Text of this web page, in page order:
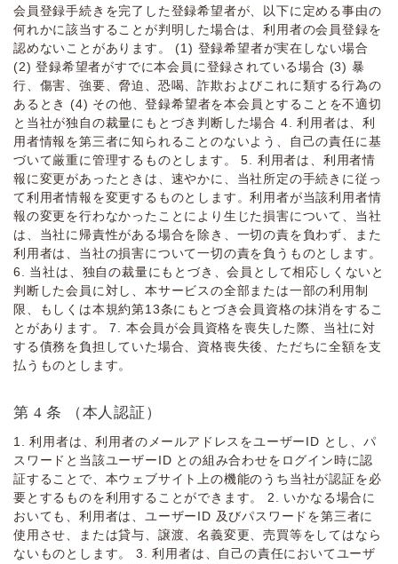
会員登録手続きを完了した登録希望者が、以下に定める事由の
何れかに該当することが判明した場合は、利用者の会員登録を
認めないことがあります。 (1) 登録希望者が実在しない場合
(2) 登録希望者がすでに本会員に登録されている場合 (3) 暴
行、傷害、強要、脅迫、恐喝、詐欺およびこれに類する行為の
あるとき (4) その他、登録希望者を本会員とすることを不適切
と当社が独自の裁量にもとづき判断した場合 4. 利⽤者は、利
⽤者情報を第三者に知られることのないよう、⾃⼰の責任に基
づいて厳重に管理するものとします。 5. 利⽤者は、利⽤者情
報に変更があったときは、速やかに、当社所定の⼿続きに従っ
て利⽤者情報を変更するものとします。利⽤者が当該利⽤者情
報の変更を⾏わなかったことにより⽣じた損害について、当社
は、当社に帰責性がある場合を除き、⼀切の責を負わず、また
利⽤者は、当社の損害について⼀切の責を負うものとします。
6. 当社は、独自の裁量にもとづき、会員として相応しくないと
判断した会員に対し、本サービスの全部または一部の利用制
限、もしくは本規約第13条にもとづき会員資格の抹消をするこ
とがあります。 7. 本会員が会員資格を喪失した際、当社に対
する債務を負担していた場合、資格喪失後、ただちに全額を支
払うものとします。
第 4 条 （本⼈認証）
1. 利⽤者は、利⽤者のメールアドレスをユーザーID とし、パ
スワードと当該ユーザーID との組み合わせをログイン時に認
証することで、本ウェブサイト上の機能のうち当社が認証を必
要とするものを利⽤することができます。 2. いかなる場合に
おいても、利⽤者は、ユーザーID 及びパスワードを第三者に
使⽤させ、または貸与、譲渡、名義変更、売買等をしてはなら
ないものとします。 3. 利⽤者は、⾃⼰の責任においてユーザ